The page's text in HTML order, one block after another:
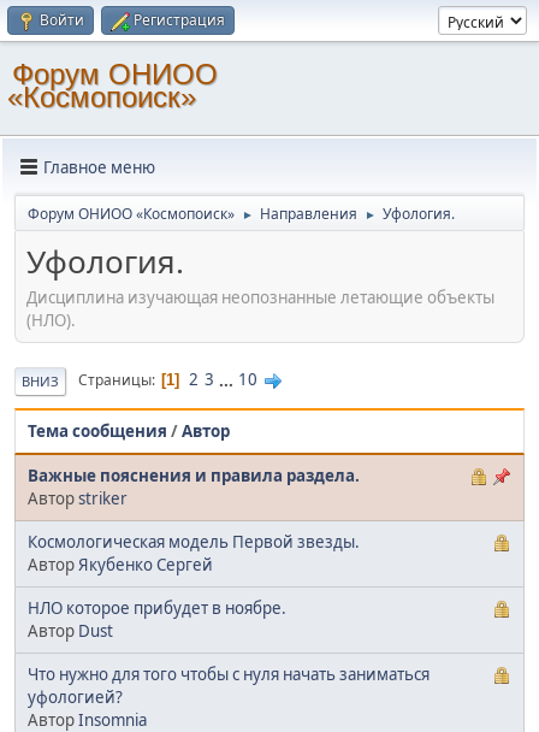
Войти Регистрация
Форум ОНИОО
«Космопоиск»
Главное меню
Форум ОНИОО «Космопоиск» ► Направления ► Уфология.
Уфология.
Дисциплина изучающая неопознанные летающие объекты
(НЛО).
ВНИЗ Страницы 1 2 3 ... 10
Тема сообщения /Автор
Важные пояснения и правила раздела.
Авторstriker
Космологическая модель Первой звезды.
Автор Якубенко Сергей
НЛО которое прибудет в ноябре.
Автор Dust
Что нужно для того чтобы с нуля начать заниматься
уфологией?
АвторInsomnia